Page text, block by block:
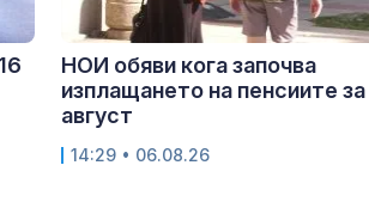
НОИ обяви кога започва
изплащането на пенсиите за
август
14:29 • 06.08.26